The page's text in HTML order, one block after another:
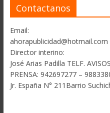
Contactanos
Email:
Director interino:
José Arias Padilla TELF.
PRENSA: 942697277 –
Jr. España N° 211Barrio